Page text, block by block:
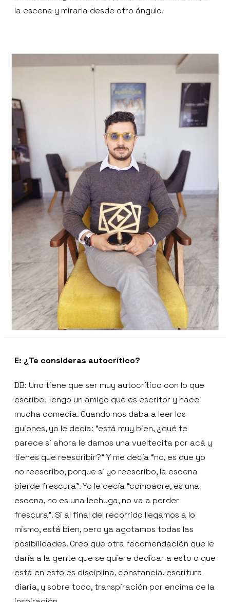
la escena y mirarla desde otro ángulo.
E: ¿Te consideras autocrítico?
DB: Uno tiene que ser muy autocrítico con lo que
escribe. Tengo un amigo que es escritor y hace
mucha comedia. Cuando nos daba a leer los
guiones, yo le decía: “está muy bien, ¿qué te
parece si ahora le damos una vueltecita por acá y
tienes que reescribir?” Y me decía “no, es que yo
no reescribo, porque si yo reescribo, la escena
pierde frescura”. Yo le decía “compadre, es una
escena, no es una lechuga, no va a perder
frescura”. Si al final del recorrido llegamos a lo
mismo, está bien, pero ya agotamos todas las
posibilidades. Creo que otra recomendación que le
daría a la gente que se quiere dedicar a esto o que
está en esto es disciplina, constancia, escritura
diaria, y sobre todo, transpiración por encima de la